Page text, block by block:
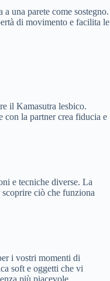
una parete come sostegno.
di movimento e facilita le
il Kamasutra lesbico.
con la partner crea fiducia e
e tecniche diverse. La
ciò che funziona
i vostri momenti di
soft e oggetti che vi
più piacevole.